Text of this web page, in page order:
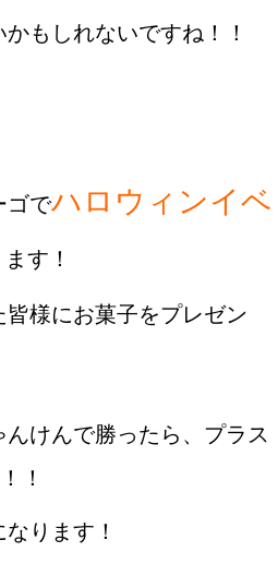
もしれないですね！！
ゴでハロウィンイベ
す！
様にお菓子をプレゼン
けんで勝ったら、プラス
！！
ります！